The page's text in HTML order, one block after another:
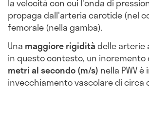
la velocità con cui l'onda di
propaga dall'arteria carotide (nel
femorale (nella gamba).
Una maggiore rigiditàdelle arterie
in questo contesto, un incremento
metri al secondo (m/s) nella PWV
invecchiamento vascolare di circa